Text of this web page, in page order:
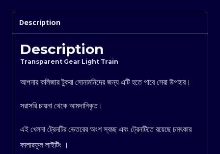
quantity
Description
Description
Transparent Gear Light Train
আপনার কলিজার টুকরা সোনামনিদের জন্য এটি হতে পারে সেরা উপহার।
সরাসরি চায়না থেকে আমদানিকৃত।
এই খেলনা ট্রেনটির ভেতরের অংশ স্বচ্ছ এবং ট্রেনটিতে রয়েছে চমৎকার
কালারফুল লাইটিং ।